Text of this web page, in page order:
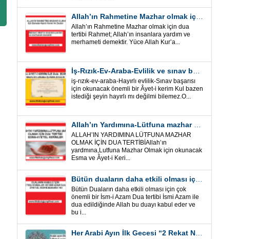
Allah’ın Rahmetine Mazhar olmak için ” Esmalar-Ayet ve Dualar”
Allah’ın Rahmetine Mazhar olmak için dua
tertibi Rahmet; Allah’ın insanlara yardım ve
merhameti demektir. Yüce Allah Kur’a...
iş-rızık-ev-araba-Hayırlı evlilik-Sınav başarısı
için okunacak önemli bir Âyet-i kerim Kul bazen
istediği şeyin hayırlı mı değilmi bilemez.O...
ALLAH’IN YARDIMINA LÜTFUNA MAZHAR
OLMAK İÇİN DUA TERTİBİAllah’ın
yardmına,Lutfuna Mazhar Olmak için okunacak
Esma ve Âyet-i Keri...
Bütün duaların daha etkili olması için önemli bir İsm-i Azam Dua Tertibi
Bütün Duaların daha etkili olması için çok
önemli bir İsm-i Azam Dua tertibi İsmi Azam ile
dua edildiğinde Allah bu duayı kabul eder ve
bu i...
Her Arabi Ayın İlk Gecesi “2 Rekat Namaz” O Ay tüm belalardan kurtuluş